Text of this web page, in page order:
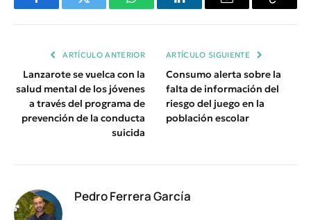
FacebookTwitter WhatsAppLinkedInEmail
Copiar
ARTÍCULO ANTERIOR
Lanzarote se vuelca con la
salud mental de los jóvenes
a través del programa de
prevención de la conducta
suicida
ARTÍCULO SIGUIENTE
Consumo alerta sobre la
falta de información del
riesgo del juego en la
población escolar
Pedro Ferrera García